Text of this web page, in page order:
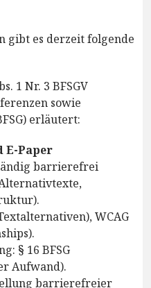
gibt es derzeit folgende
1 Nr. 3 BFSGV
sowie
erläutert:
E-Paper
barrierefrei
WCAG
§ 16 BFSG
Aufwand).
barrierefreier